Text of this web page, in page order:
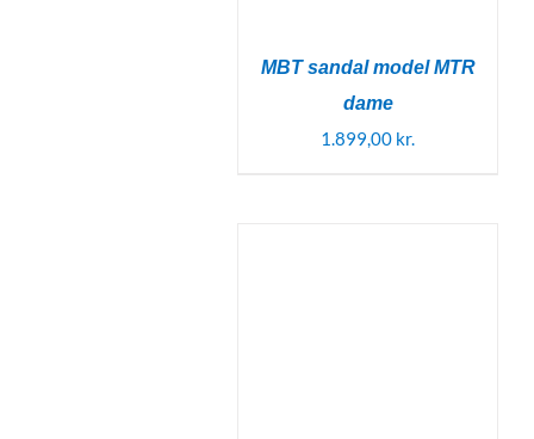
MBT sandal model MTR
dame
1.899,00 kr.